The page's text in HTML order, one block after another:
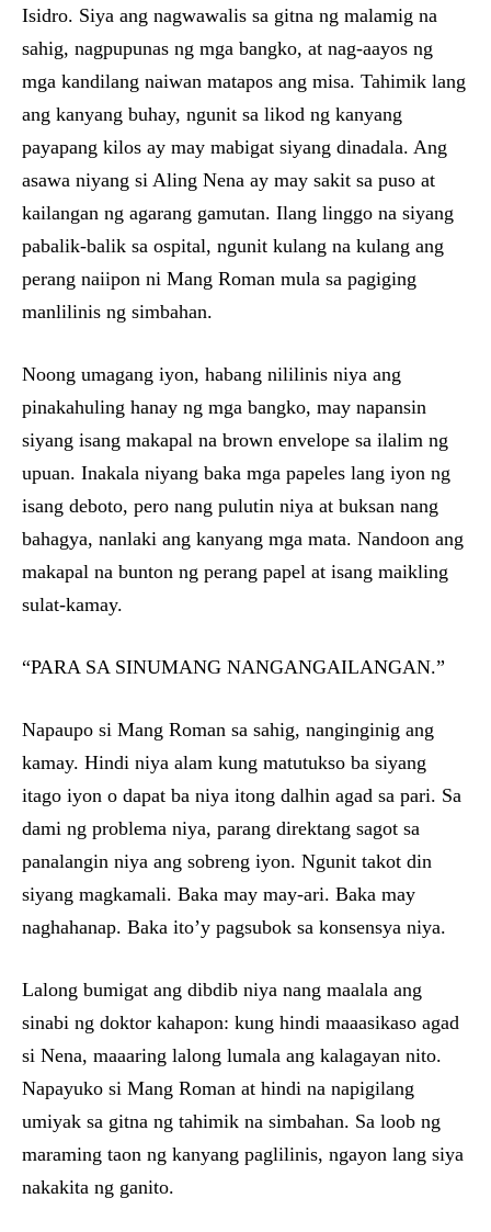
Isidro. Siya ang nagwawalis sa gitna ng malamig na
sahig, nagpupunas ng mga bangko, at nag-aayos ng
mga kandilang naiwan matapos ang misa. Tahimik lang
ang kanyang buhay, ngunit sa likod ng kanyang
payapang kilos ay may mabigat siyang dinadala. Ang
asawa niyang si Aling Nena ay may sakit sa puso at
kailangan ng agarang gamutan. Ilang linggo na siyang
pabalik-balik sa ospital, ngunit kulang na kulang ang
perang naiipon ni Mang Roman mula sa pagiging
manlilinis ng simbahan.
Noong umagang iyon, habang nililinis niya ang
pinakahuling hanay ng mga bangko, may napansin
siyang isang makapal na brown envelope sa ilalim ng
upuan. Inakala niyang baka mga papeles lang iyon ng
isang deboto, pero nang pulutin niya at buksan nang
bahagya, nanlaki ang kanyang mga mata. Nandoon ang
makapal na bunton ng perang papel at isang maikling
sulat-kamay.
“PARA SA SINUMANG NANGANGAILANGAN.”
Napaupo si Mang Roman sa sahig, nanginginig ang
kamay. Hindi niya alam kung matutukso ba siyang
itago iyon o dapat ba niya itong dalhin agad sa pari. Sa
dami ng problema niya, parang direktang sagot sa
panalangin niya ang sobreng iyon. Ngunit takot din
siyang magkamali. Baka may may-ari. Baka may
naghahanap. Baka ito’y pagsubok sa konsensya niya.
Lalong bumigat ang dibdib niya nang maalala ang
sinabi ng doktor kahapon: kung hindi maaasikaso agad
si Nena, maaaring lalong lumala ang kalagayan nito.
Napayuko si Mang Roman at hindi na napigilang
umiyak sa gitna ng tahimik na simbahan. Sa loob ng
maraming taon ng kanyang paglilinis, ngayon lang siya
nakakita ng ganito.